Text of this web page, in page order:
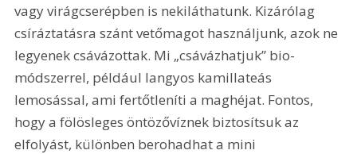
vagy virágcserépben is nekiláthatunk. Kizárólag
csíráztatásra szánt vetőmagot használjunk, azok ne
legyenek csávázottak. Mi „csávázhatjuk” bio-
módszerrel, például langyos kamillateás
lemosással, ami fertőtleníti a maghéjat. Fontos,
hogy a fölösleges öntözővíznek biztosítsuk az
elfolyást, különben berohadhat a mini